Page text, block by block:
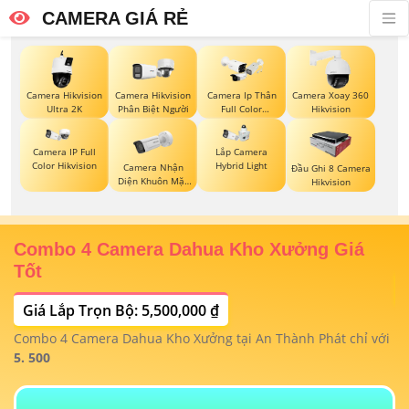
CAMERA GIÁ RẺ
Camera Hikvision
Ultra 2K
Camera Hikvision
Phân Biệt Người
Camera Ip Thân
Full Color
Hikvision
Camera Xoay 360
Hikvision
Camera IP Full
Color Hikvision
Camera Nhận
Diện Khuôn Mặt
Hikvision
Lắp Camera
Hybrid Light
Đầu Ghi 8 Camera
Hikvision
Combo 4 Camera Dahua Kho Xưởng Giá
Tốt
Giá Lắp Trọn Bộ: 5,500,000 ₫
Combo 4 Camera Dahua Kho Xưởng tại An Thành Phát chỉ với
5. 500